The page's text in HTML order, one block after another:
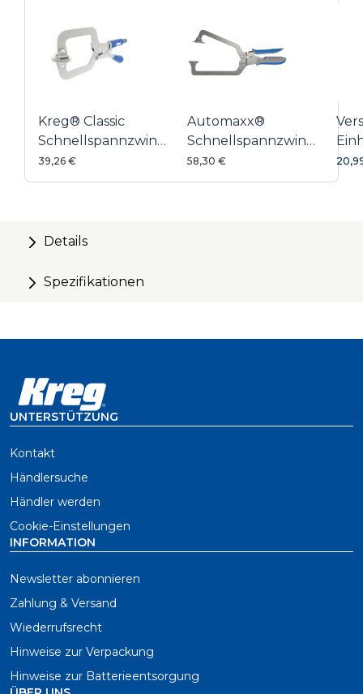
Kreg® Classic
Schnellspannzwinge
76 mm
39,26 €
Automaxx®
Schnellspannzwinge
152 mm
58,30 €
Details
Spezifikationen
UNTERSTÜTZUNG
Kontakt
Händlersuche
Händler werden
Cookie-Einstellungen
INFORMATION
Newsletter abonnieren
Zahlung & Versand
Wiederrufsrecht
Hinweise zur Verpackung
Hinweise zur Batterieentsorgung